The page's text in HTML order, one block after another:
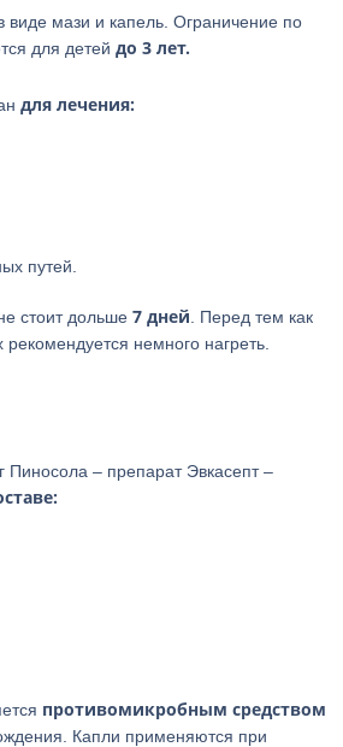
виде мази и капель. Ограничение по
для детейдо 3 лет.
для лечения:
путей.
стоит дольше7 дней . Перед тем как
рекомендуется немного нагреть.
– препарат Эвкасепт –
противомикробным средством
Капли применяются при